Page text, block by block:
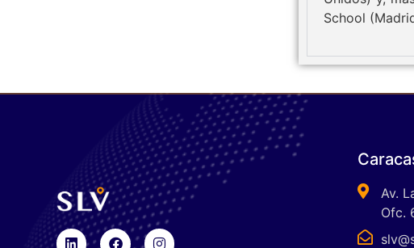
School
Av.
Ofc.